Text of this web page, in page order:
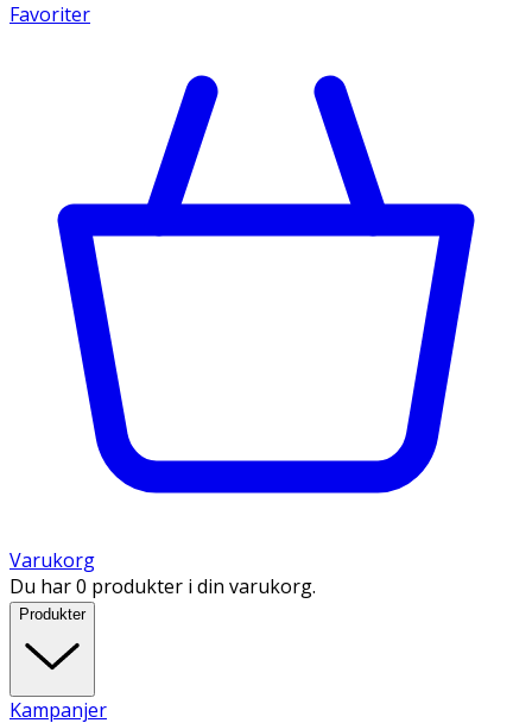
Favoriter
Varukorg
Du har 0 produkter i din varukorg.
Produkter
Kampanjer